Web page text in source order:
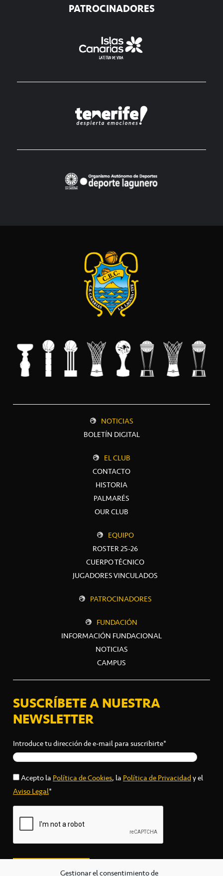
Gestionar el consentimiento de
PATROCINADORES
NOTICIAS
BOLETÍN DIGITAL
EL CLUB
CONTACTO
HISTORIA
PALMARÉS
OUR CLUB
EQUIPO
ROSTER 25-26
CUERPO TÉCNICO
JUGADORES VINCULADOS
PATROCINADORES
FUNDACIÓN
INFORMACIÓN FUNDACIONAL
NOTICIAS
CAMPUS
SUSCRÍBETE A NUESTRA
NEWSLETTER
Introduce tu dirección de e-mail para suscribirte*
Acepto laPolítica de Cookies, laPolítica de Privacidady el
Aviso Legal*